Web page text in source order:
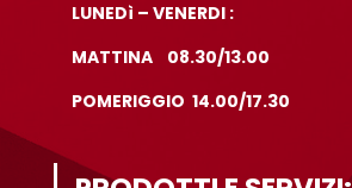
LUNEDì – VENERDI :
MATTINA 08.30/13.00
POMERIGGIO 14.00/17.30